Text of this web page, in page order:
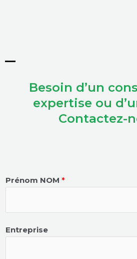
Besoin d’un
expertise ou
Contactez-
Prénom NOM *
Entreprise